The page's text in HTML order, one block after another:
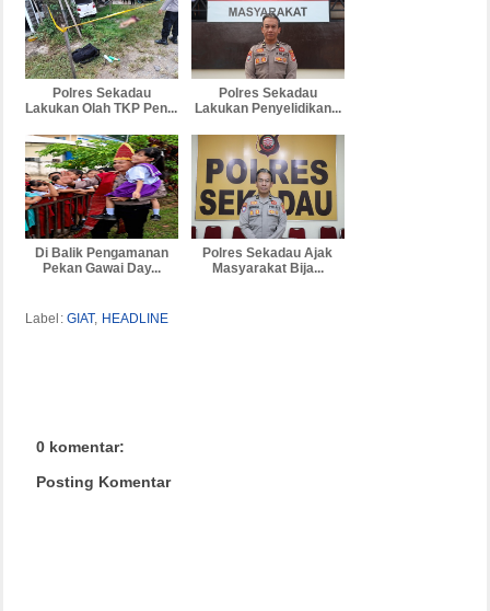
Polres Sekadau
Lakukan Olah TKP Pen...
Polres Sekadau
Lakukan Penyelidikan...
Di Balik Pengamanan
Pekan Gawai Day...
Polres Sekadau Ajak
Masyarakat Bija...
Label: GIAT, HEADLINE
0 komentar:
Posting Komentar